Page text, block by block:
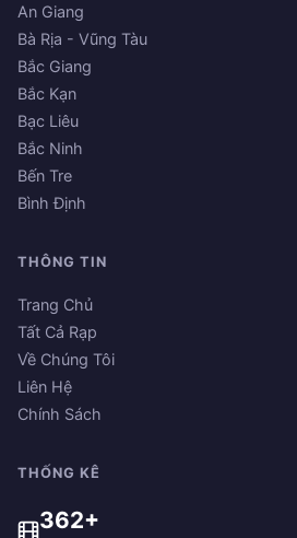
An Giang
Bà Rịa - Vũng Tàu
Bắc Giang
Bắc Kạn
Bạc Liêu
Bắc Ninh
Bến Tre
Bình Định
THÔNG TIN
Trang Chủ
Tất Cả Rạp
Về Chúng Tôi
Liên Hệ
Chính Sách
THỐNG KÊ
362+